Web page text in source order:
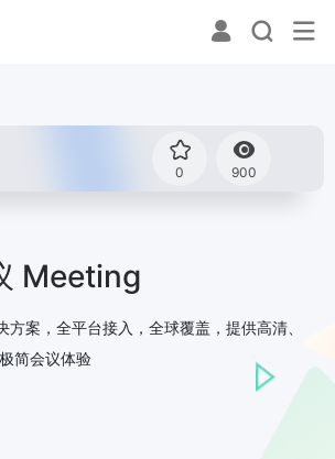
0 900
Meeting
方案，全平台接入，全球覆盖，提供高清、
简会议体验